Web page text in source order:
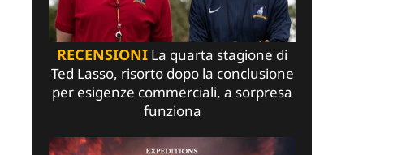
RECENSIONI La quarta stagione di
Ted Lasso, risorto dopo la conclusione
per esigenze commerciali, a sorpresa
funziona